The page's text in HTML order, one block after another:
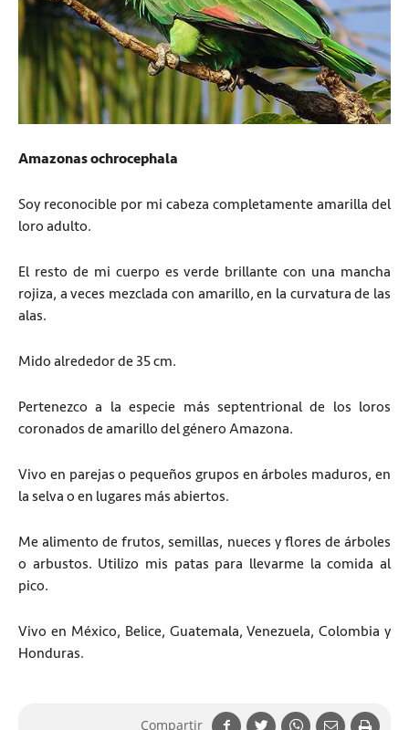
Amazonas ochrocephala
Soy reconocible por mi cabeza completamente amarilla del
loro adulto.
El resto de mi cuerpo es verde brillante con una mancha
rojiza, a veces mezclada con amarillo, en la curvatura de las
alas.
Mido alrededor de 35 cm.
Pertenezco a la especie más septentrional de los loros
coronados de amarillo del género Amazona.
Vivo en parejas o pequeños grupos en árboles maduros, en
la selva o en lugares más abiertos.
Me alimento de frutos, semillas, nueces y flores de árboles
o arbustos. Utilizo mis patas para llevarme la comida al
pico.
Vivo en México, Belice, Guatemala, Venezuela, Colombia y
Honduras.
Compartir